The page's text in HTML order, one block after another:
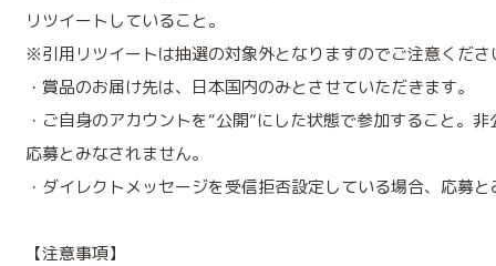
リツイートしていること。
※引用リツイートは抽選の対象外となりますのでご注意くださ
・賞品のお届け先は、日本国内のみとさせていただきます。
・ご自身のアカウントを“公開”にした状態で参加すること。
応募とみなされません。
・ダイレクトメッセージを受信拒否設定している場合、応募
【注意事項】